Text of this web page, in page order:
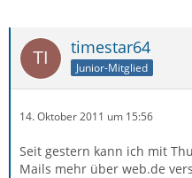
timestar64
Junior-Mitglied
14. Oktober 2011 um 15:56
Seit gestern kann ich mit
Mails mehr über web.de